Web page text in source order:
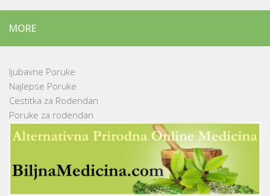
MORE
ljubavne Poruke
Najlepse Poruke
Cestitka za Rodendan
Poruke za rodendan